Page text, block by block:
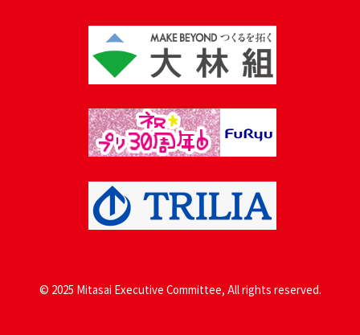
© 2025 Mitasai Executive Committee, All rights reserved.